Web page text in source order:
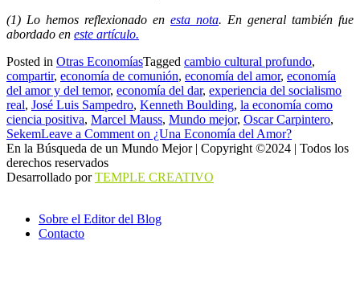
(1) Lo hemos reflexionado en esta nota. En general también fue
abordado en este artículo.
Posted in Otras EconomíasTagged cambio cultural profundo,
compartir, economía de comunión, economía del amor, economía
del amor y del temor, economía del dar, experiencia del socialismo
real, José Luis Sampedro, Kenneth Boulding, la economía como
ciencia positiva, Marcel Mauss, Mundo mejor, Oscar Carpintero,
SekemLeave a Comment on ¿Una Economía del Amor?
En la Búsqueda de un Mundo Mejor | Copyright ©2024 | Todos los
derechos reservados
Desarrollado porTEMPLE CREATIVO
Sobre el Editor del Blog
Contacto